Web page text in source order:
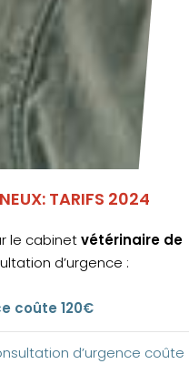
TARIFS 2024
le cabinetvétérinaire de
d’urgence :
coûte 120€
d’urgence coûte